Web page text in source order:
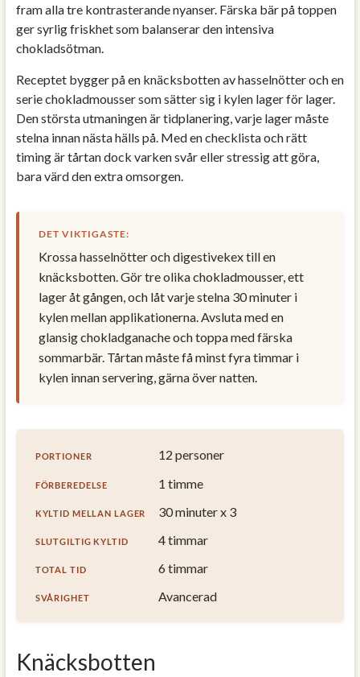
fram alla tre kontrasterande nyanser. Färska bär på toppen
ger syrlig friskhet som balanserar den intensiva
chokladsötman.
Receptet bygger på en knäcksbotten av hasselnötter och en
serie chokladmousser som sätter sig i kylen lager för lager.
Den största utmaningen är tidplanering, varje lager måste
stelna innan nästa hälls på. Med en checklista och rätt
timing är tårtan dock varken svår eller stressig att göra,
bara värd den extra omsorgen.
DET VIKTIGASTE:
Krossa hasselnötter och digestivekex till en
knäcksbotten. Gör tre olika chokladmousser, ett
lager åt gången, och låt varje stelna 30 minuter i
kylen mellan applikationerna. Avsluta med en
glansig chokladganache och toppa med färska
sommarbär. Tårtan måste få minst fyra timmar i
kylen innan servering, gärna över natten.
PORTIONER 12 personer
FÖRBEREDELSE 1 timme
KYLTID MELLAN LAGER 30 minuter x 3
SLUTGILTIG KYLTID 4 timmar
TOTAL TID 6 timmar
SVÅRIGHET Avancerad
Knäcksbotten